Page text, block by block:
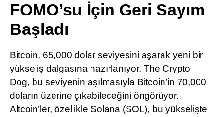
Pinterest
Telegram
FOMO’su İçin Geri Sayım
Başladı
Bitcoin, 65,000 dolar seviyesini aşarak yeni bir
yükseliş dalgasına hazırlanıyor. The Crypto
Dog, bu seviyenin aşılmasıyla Bitcoin’in 70,000
doların üzerine çıkabileceğini öngörüyor.
Altcoin’ler, özellikle Solana (SOL), bu yükselişte